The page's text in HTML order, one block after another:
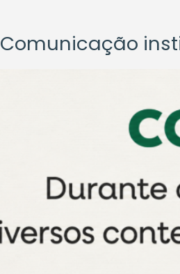
Comunicação